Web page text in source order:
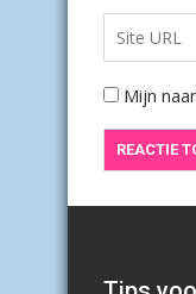
Mijn